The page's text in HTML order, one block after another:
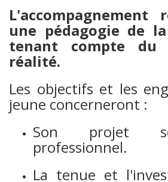
L'accompagnement
une pédagogie de
tenant compte du
réalité.
Les objectifs et les
jeune concerneront :
Son projet
professionnel.
La tenue et